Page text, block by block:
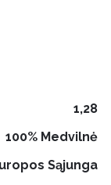
1,28
100% Medvilnė
Sąjunga